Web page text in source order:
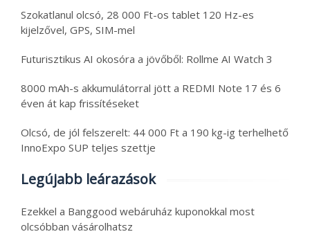
Szokatlanul olcsó, 28 000 Ft-os tablet 120 Hz-es
kijelzővel, GPS, SIM-mel
Futurisztikus AI okosóra a jövőből: Rollme AI Watch 3
8000 mAh-s akkumulátorral jött a REDMI Note 17 és 6
éven át kap frissítéseket
Olcsó, de jól felszerelt: 44 000 Ft a 190 kg-ig terhelhető
InnoExpo SUP teljes szettje
Legújabb leárazások
Ezekkel a Banggood webáruház kuponokkal most
olcsóbban vásárolhatsz